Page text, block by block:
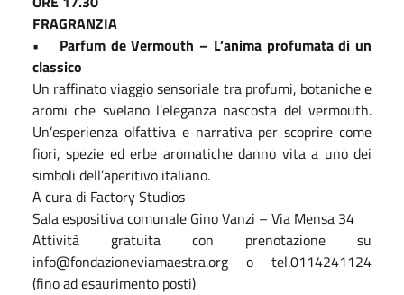
FRAGRANZIA
• Parfum de Vermouth – L’anima profumata di un
classico
Un raffinato viaggio sensoriale tra profumi, botaniche e
aromi che svelano l’eleganza nascosta del vermouth.
Un’esperienza olfattiva e narrativa per scoprire come
fiori, spezie ed erbe aromatiche danno vita a uno dei
simboli dell’aperitivo italiano.
A cura di Factory Studios
Sala espositiva comunale Gino Vanzi – Via Mensa 34
Attività gratuita con prenotazione su
info@fondazioneviamaestra.org o tel.0114241124
(fino ad esaurimento posti)